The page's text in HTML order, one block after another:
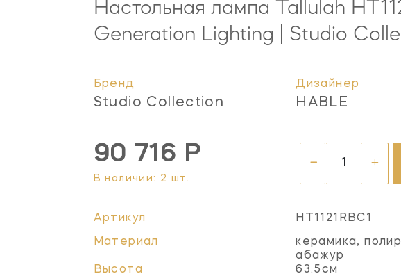
Настольная лампа Tallulah
Generation Lighting | Studio
Бренд
Studio Collection
Дизайнер
HABLE
90 716 Р
В наличии: 2 шт.
Артикул HT1121RBC1
Материал
керамика,
абажур
Высота
63.5см